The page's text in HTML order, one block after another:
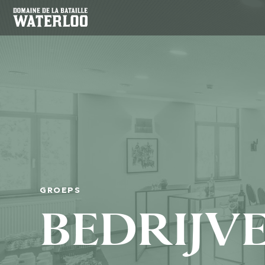
GROEPS